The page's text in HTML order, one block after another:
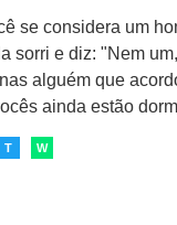
se considera um
sorri e diz: "Nem
alguém que
ainda estão
T W